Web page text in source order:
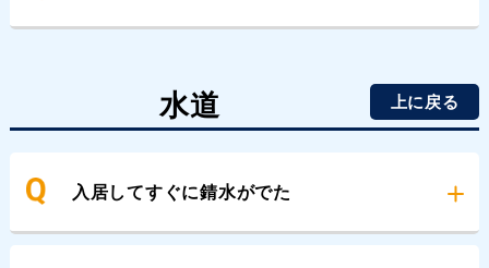
水道 上に戻る
入居してすぐに錆水がでた